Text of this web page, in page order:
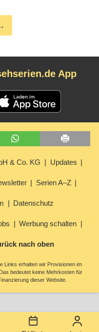
App
& Co. KG Updates
Serien A–Z
Datenschutz
Werbung schalten
nach oben
Links erhalten wir Provisionen im
bedeutet keine Mehrkosten für
dieser Website.